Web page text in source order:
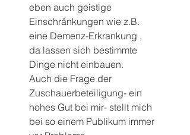
eben auch geistige
Einschränkungen wie z.B.
eine Demenz-Erkrankung ,
da lassen sich bestimmte
Dinge nicht einbauen.
Auch die Frage der
Zuschauerbeteiligung- ein
hohes Gut bei mir- stellt mich
bei so einem Publikum immer